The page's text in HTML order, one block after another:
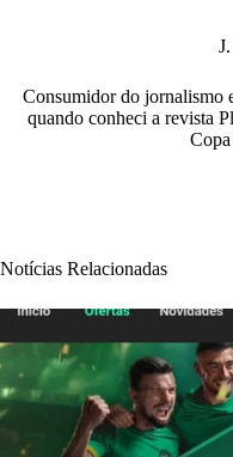
Consumidor do jornalismo
quando conheci a revista
Notícias Relacionadas